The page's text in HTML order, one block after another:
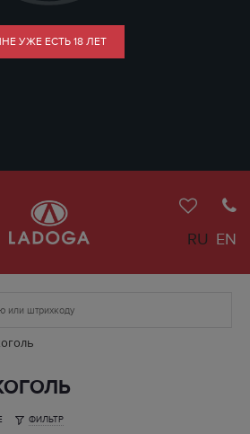
УЖЕ ЕСТЬ 18 ЛЕТ
RU EN
ФИЛЬТР